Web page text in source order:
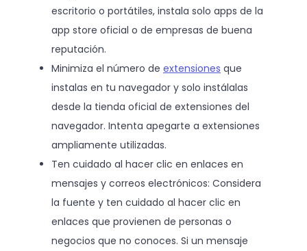
escritorio o portátiles, instala solo apps de la
app store oficial o de empresas de buena
reputación.
Minimiza el número de extensiones que
instalas en tu navegador y solo instálalas
desde la tienda oficial de extensiones del
navegador. Intenta apegarte a extensiones
ampliamente utilizadas.
Ten cuidado al hacer clic en enlaces en
mensajes y correos electrónicos: Considera
la fuente y ten cuidado al hacer clic en
enlaces que provienen de personas o
negocios que no conoces. Si un mensaje